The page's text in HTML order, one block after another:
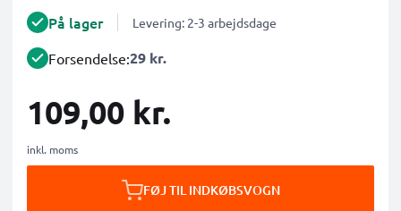
På lager Levering: 2-3 arbejdsdage
Forsendelse:29 kr.
109,00 kr.
inkl. moms
FØJ TIL INDKØBSVOGN